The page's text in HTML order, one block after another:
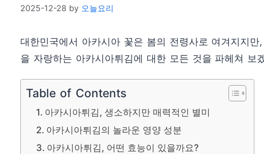
2025-12-28 by 오늘요리
대한민국에서 아카시아 꽃은 봄의 전령사로 여겨지지
을 자랑하는 아카시아튀김에 대한 모든 것을 파헤쳐 보
Table of Contents
아카시아튀김, 생소하지만 매력적인 별미
아카시아튀김의 놀라운 영양 성분
아카시아튀김, 어떤 효능이 있을까요?